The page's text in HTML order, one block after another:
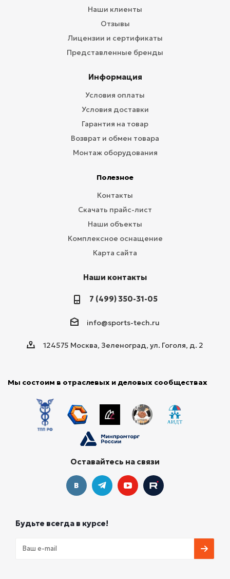
Наши клиенты
Отзывы
Лицензии и сертификаты
Представленные бренды
Информация
Условия оплаты
Условия доставки
Гарантия на товар
Возврат и обмен товара
Монтаж оборудования
Полезное
Контакты
Скачать прайс-лист
Наши объекты
Комплексное оснащение
Карта сайта
Наши контакты
7 (499) 350-31-05
info@sports-tech.ru
124575 Москва, Зеленоград, ул. Гоголя, д. 2
Мы состоим в отраслевых и деловых сообществах
Оставайтесь на связи
Будьте всегда в курсе!